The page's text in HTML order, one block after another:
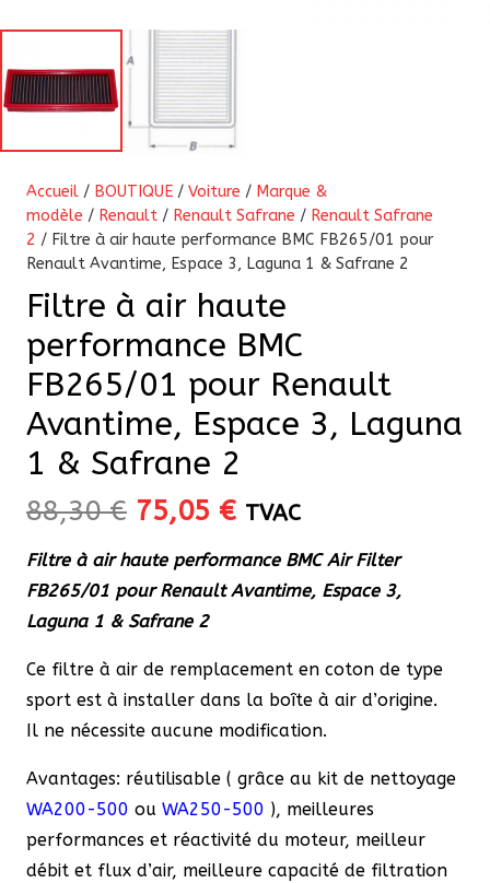
Accueil / BOUTIQUE / Voiture / Marque &
modèle / Renault / Renault Safrane / Renault Safrane
2 / Filtre à air haute performance BMC FB265/01 pour
Renault Avantime, Espace 3, Laguna 1 & Safrane 2
Filtre à air haute
performance BMC
FB265/01 pour Renault
Avantime, Espace 3, Laguna
1 & Safrane 2
88,30€ Le
initial
était :
88,30 €.
75,05 €Le
actuel
est :
TVAC
Filtre à air haute performance BMC Air Filter
FB265/01 pour Renault Avantime, Espace 3,
Laguna 1 & Safrane 2
Ce filtre à air de remplacement en coton de type
sport est à installer dans la boîte à air d’origine.
Il ne nécessite aucune modification.
Avantages: réutilisable ( grâce au kit de nettoyage
WA200-500 ou WA250-500 ), meilleures
performances et réactivité du moteur, meilleur
débit et flux d’air, meilleure capacité de filtration